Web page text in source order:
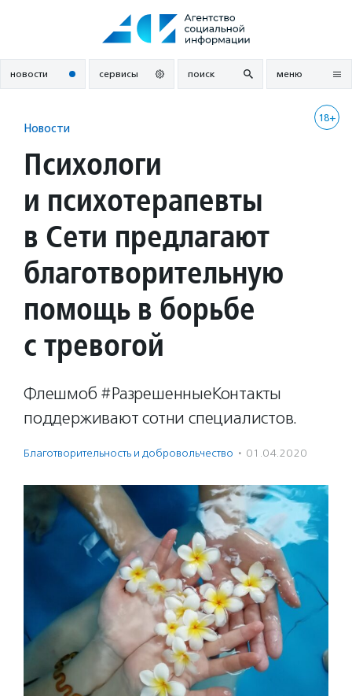
новости сервисы поиск меню
18+
Новости
Психологи
и психотерапевты
в Сети предлагают
благотворительную
помощь в борьбе
с тревогой
Флешмоб #РазрешенныеКонтакты
поддерживают сотни специалистов.
Благотвори­тель­ность и доброволь­чест­во · 01.04.2020